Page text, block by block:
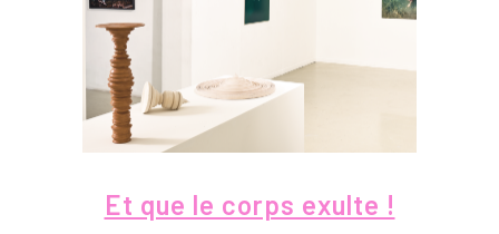
Et que le corps exulte !